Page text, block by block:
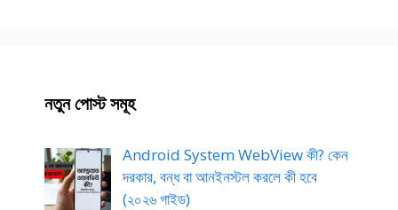
নতুন পোস্ট সমূহ
Android System WebView কী? কেন
দরকার, বন্ধ বা আনইনস্টল করলে কী হবে
(২০২৬ গাইড)